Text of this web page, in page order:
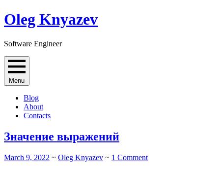
Skip
to
Oleg Knyazev
Software Engineer
Menu
Blog
About
Contacts
Значение выражений
March 9, 2022 ~ Oleg Knyazev ~ 1 Comment